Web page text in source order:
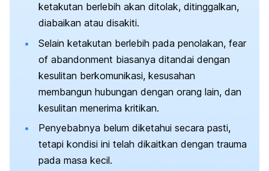
ketakutan berlebih akan ditolak, ditinggalkan,
diabaikan atau disakiti.
Selain ketakutan berlebih pada penolakan, fear
of abandonment biasanya ditandai dengan
kesulitan berkomunikasi, kesusahan
membangun hubungan dengan orang lain, dan
kesulitan menerima kritikan.
Penyebabnya belum diketahui secara pasti,
tetapi kondisi ini telah dikaitkan dengan trauma
pada masa kecil.